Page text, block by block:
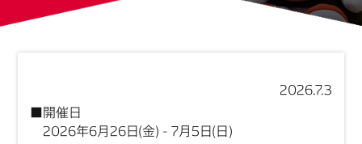
2026.7.3
■開催日
2026年6月26日(金) - 7月5日(日)